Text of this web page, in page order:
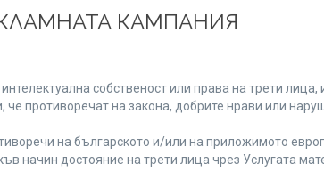
КАМПАНИЯ
собственост или права на трети лица,
противоречат на закона, добрите нрави или
на българското и/или на приложимото
начин достояние на трети лица чрез Услугата